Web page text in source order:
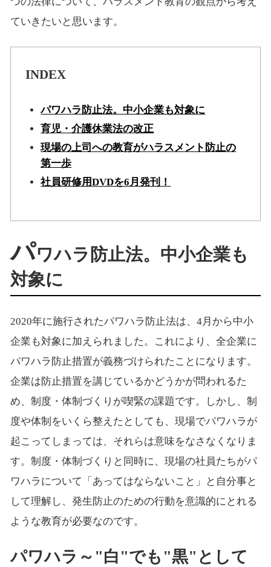
ていきたいと思います。
INDEX
パワハラ防止法。中小企業も対象に
育児・介護休業法の改正
現場の上司への教育がハラスメント防止の
第一歩
社員研修用DVDを6月発刊！
パワハラ防止法。中小企業も
対象に
2020年に施行されたパワハラ防止法は、4月から中小
企業も対象に加えられました。これにより、全企業に
パワハラ防止措置が義務づけられたことになります。
企業は防止措置を講じているかどうかが問われるた
め、制度・体制づくりが喫緊の課題です。しかし、制
度や体制をいくら整えたとしても、現場でパワハラが
起こってしまっては、それらは意味をなさなくなりま
す。制度・体制づくりと同時に、現場の社員たちがパ
ワハラについて「あってはならないこと」と自分事と
して理解し、発生防止のための行動を意識的にとれる
ような教育が必要なのです。
パワハラ～"白"でも"黒"として